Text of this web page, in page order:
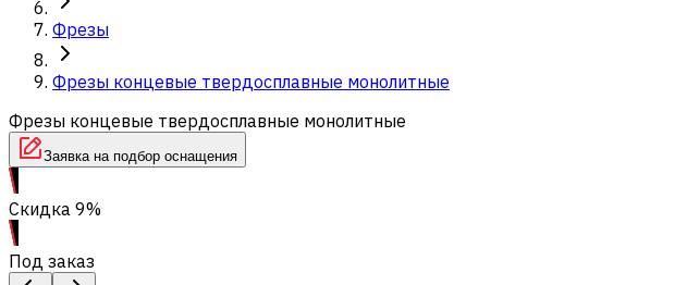
Фрезы
Фрезы концевые твердосплавные монолитные
Фрезы концевые твердосплавные монолитные
Заявка на подбор оснащения
Скидка 9%
Под заказ